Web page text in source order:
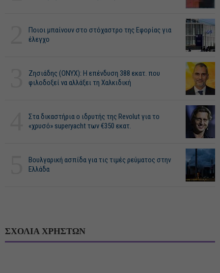
Ποιοι μπαίνουν στο στόχαστρο της Εφορίας για
έλεγχο
Ζησιάδης (ONYX): Η επένδυση 388 εκατ. που
φιλοδοξεί να αλλάξει τη Χαλκιδική
Στα δικαστήρια ο ιδρυτής της Revolut για το
«χρυσό» superyacht των €350 εκατ.
Βουλγαρική ασπίδα για τις τιμές ρεύματος στην
Ελλάδα
ΣΧΟΛΙΑ ΧΡΗΣΤΩΝ